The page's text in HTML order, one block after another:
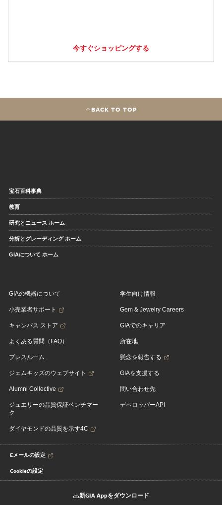
今すぐショッピングする
BACK TO TOP
宝石百科事典
教育
研究とニュース ホーム
分析とグレーディング ホーム
GIAについて ホーム
GIAの機器について
小売業者サポート
キャンパス ストア
よくある質問（FAQ）
プレスルーム
ジェムキッズのウェブサイト
Alumni Collective
ジュエリーの品質保証ベンチマー
ク
ダイヤモンドの品質を示す4C
学生向け情報
Gem & Jewelry Careers
GIAでのキャリア
所在地
懸念を報告する
GIAを支援する
問い合わせ先
デベロッパーAPI
Eメールの設定
Cookieの設定
新GIA Appをダウンロード